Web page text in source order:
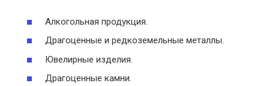
Алкогольная продукция.
Драгоценные и редкоземельные металлы.
Ювелирные изделия.
Драгоценные камни.